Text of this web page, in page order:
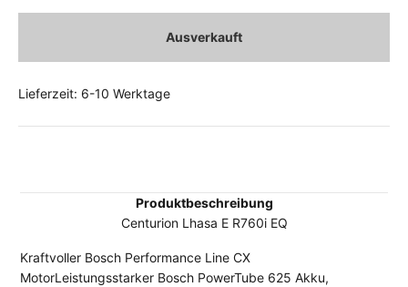
Ausverkauft
Lieferzeit: 6-10 Werktage
Produktbeschreibung
Centurion Lhasa E R760i EQ
Kraftvoller Bosch Performance Line CX
MotorLeistungsstarker Bosch PowerTube 625 Akku,